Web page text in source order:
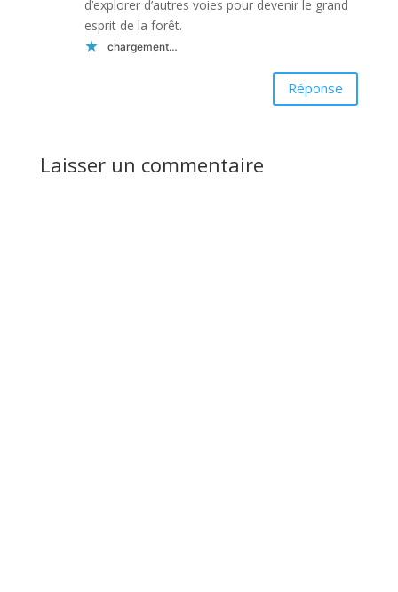
d’explorer d’autres voies pour devenir le grand
esprit de la forêt.
chargement…
Réponse
Laisser un commentaire